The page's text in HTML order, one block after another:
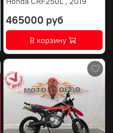
465000 руб
В корзину